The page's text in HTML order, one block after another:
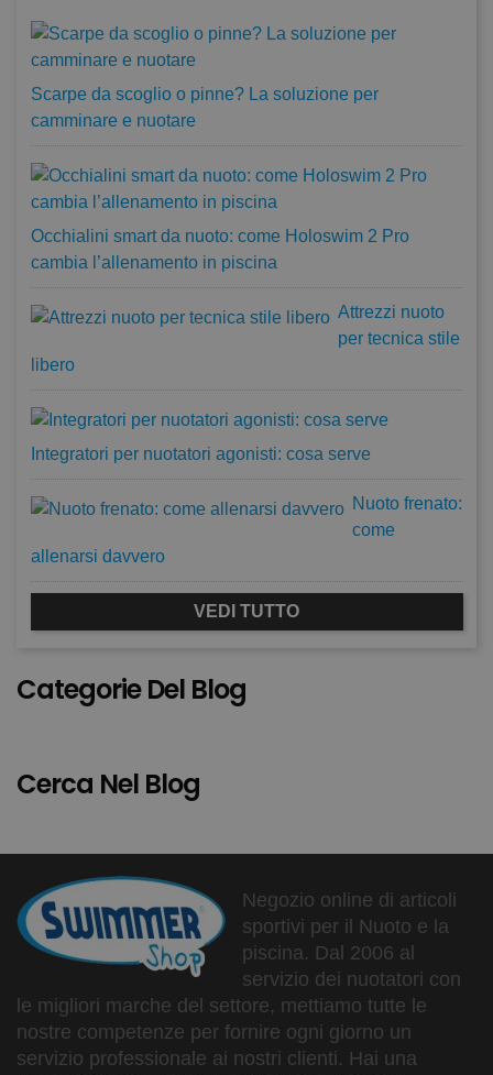
Scarpe da scoglio o pinne? La soluzione per
camminare e nuotare
Occhialini smart da nuoto: come Holoswim 2 Pro
cambia l’allenamento in piscina
Attrezzi nuoto
per tecnica stile
libero
Integratori per nuotatori agonisti: cosa serve
Nuoto frenato:
come
allenarsi davvero
VEDI TUTTO
Categorie Del Blog
Cerca Nel Blog
Negozio online di articoli
sportivi per il Nuoto e la
piscina. Dal 2006 al
servizio dei nuotatori con
le migliori marche del settore, mettiamo tutte le
nostre competenze per fornire ogni giorno un
servizio professionale ai nostri clienti. Hai una